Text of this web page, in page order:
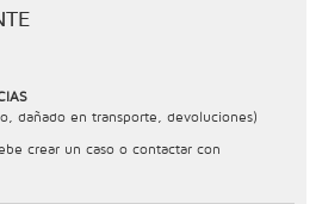
dañado en transporte, devoluciones)
crear un caso o contactar con